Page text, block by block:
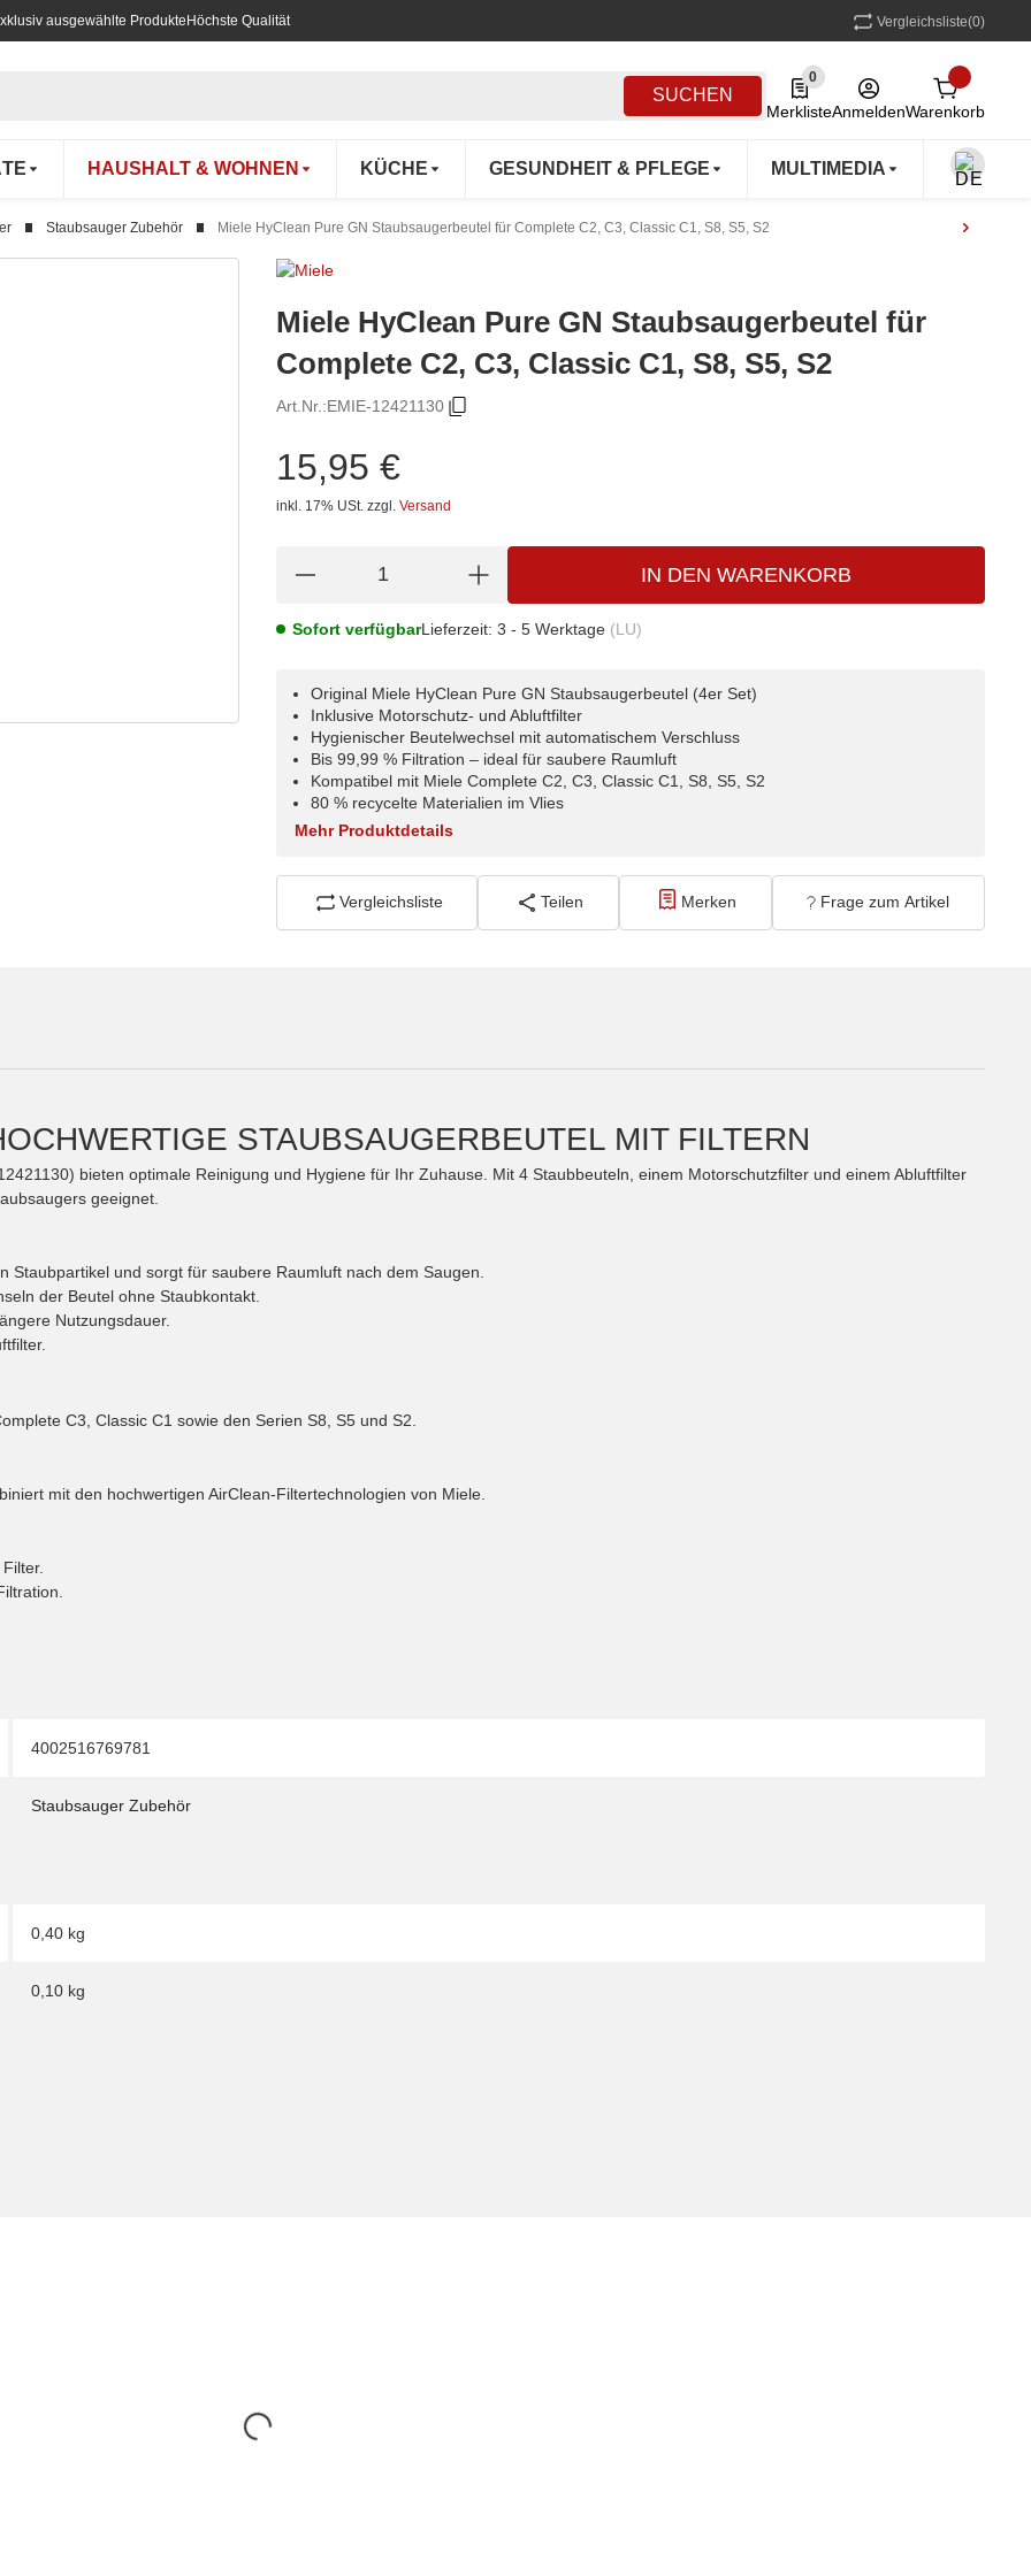
ausgewählte Produkte Höchste Qualität Vergleichsliste(0)
SUCHEN
0
0 Produkte in der Liste
MerklisteAnmeldenWarenkorb
HAUSHALT & WOHNEN KÜCHE GESUNDHEIT & PFLEGE MULTIMEDIA
Staubsauger Zubehör Miele HyClean Pure GN Staubsaugerbeutel für Complete C2, C3, Classic C1, S8, S5, S2
Miele HyClean Pure GN Staubsaugerbeutel für
Complete C2, C3, Classic C1, S8, S5, S2
Art.Nr.:EMIE-12421130
15,95 €
inkl. 17% USt. zzgl. Versand
IN DEN WARENKORB
Sofort verfügbarLieferzeit: 3 - 5 Werktage (LU)
Original Miele HyClean Pure GN Staubsaugerbeutel (4er Set)
Inklusive Motorschutz- und Abluftfilter
Hygienischer Beutelwechsel mit automatischem Verschluss
Bis 99,99 % Filtration – ideal für saubere Raumluft
Kompatibel mit Miele Complete C2, C3, Classic C1, S8, S5, S2
80 % recycelte Materialien im Vlies
Mehr Produktdetails
Vergleichsliste Teilen Merken Frage zum Artikel
4002516769781
Staubsauger Zubehör
0,40 kg
0,10 kg
STAUBSAUGERBEUTEL MIT FILTERN
bieten optimale Reinigung und Hygiene für Ihr Zuhause. Mit 4 Staubbeuteln, einem Motorschutzfilter und einem Abluftfilter
geeignet.
Staubpartikel und sorgt für saubere Raumluft nach dem Saugen.
der Beutel ohne Staubkontakt.
Nutzungsdauer.
C3, Classic C1 sowie den Serien S8, S5 und S2.
mit den hochwertigen AirClean-Filtertechnologien von Miele.